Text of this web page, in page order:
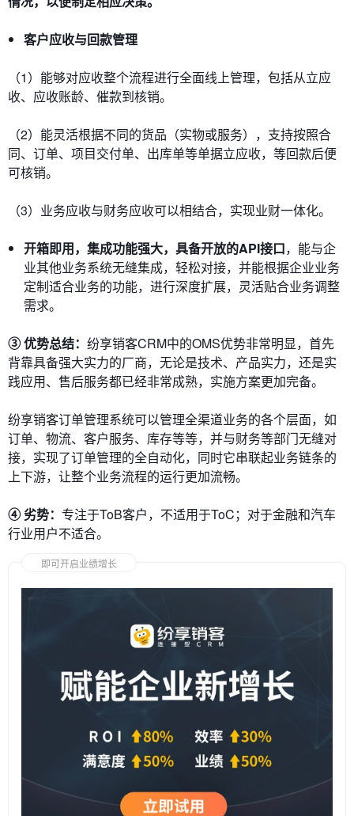
客户应收与回款管理
（1）能够对应收整个流程进行全面线上管理，包括从立应
收、应收账龄、催款到核销。
（2）能灵活根据不同的货品（实物或服务），支持按照合
同、订单、项目交付单、出库单等单据立应收，等回款后便
可核销。
（3）业务应收与财务应收可以相结合，实现业财一体化。
开箱即用，集成功能强大，具备开放的API接口，能与企
业其他业务系统无缝集成，轻松对接，并能根据企业业务
定制适合业务的功能，进行深度扩展，灵活贴合业务调整
需求。
③ 优势总结： 纷享销客CRM中的OMS优势非常明显，首先
背靠具备强大实力的厂商，无论是技术、产品实力，还是实
践应用、售后服务都已经非常成熟，实施方案更加完备。
纷享销客订单管理系统可以管理全渠道业务的各个层面，如
订单、物流、客户服务、库存等等，并与财务等部门无缝对
接，实现了订单管理的全自动化，同时它串联起业务链条的
上下游，让整个业务流程的运行更加流畅。
④ 劣势： 专注于ToB客户，不适用于ToC；对于金融和汽车
行业用户不适合。
即可开启业绩增长